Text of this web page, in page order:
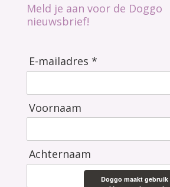
Meld je aan voor de Doggo
nieuwsbrief!
E-mailadres *
Voornaam
Achternaam
Doggo maakt gebruik